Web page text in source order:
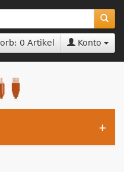
0 Artikel Konto